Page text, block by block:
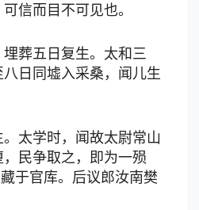
信而目不可见也。
葬五日复生。太和三
日同墟入采桑，闻儿生
太学时，闻故太尉常山
民争取之，即为一殒
于官库。后议郎汝南樊